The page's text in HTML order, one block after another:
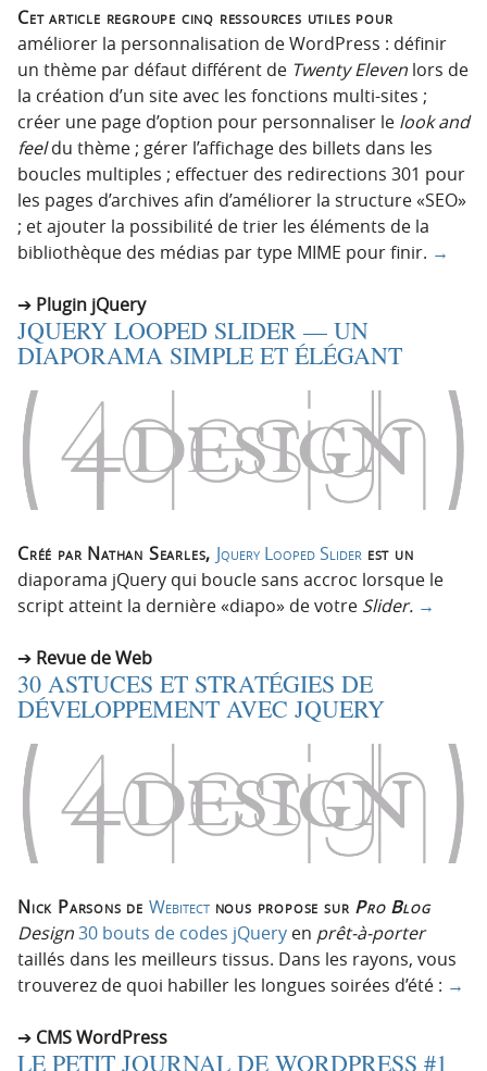
Cet article regroupe cinq ressources utiles pour
améliorer la personnalisation de WordPress : définir
un thème par défaut différent de Twenty Eleven lors de
la création d’un site avec les fonctions multi-sites ;
créer une page d’option pour personnaliser le look and
feeldu thème ; gérer l’affichage des billets dans les
boucles multiples ; effectuer des redirections 301 pour
les pages d’archives afin d’améliorer la structure «SEO»
; et ajouter la possibilité de trier les éléments de la
bibliothèque des médias par type MIME pour finir. →
Plugin jQuery
JQUERY LOOPED SLIDER — UN
DIAPORAMA SIMPLE ET ÉLÉGANT
Créé par Nathan Searles, Jquery Looped Slider est un
diaporama jQuery qui boucle sans accroc lorsque le
script atteint la dernière «diapo» de votre Slider. →
Revue de Web
30 ASTUCES ET STRATÉGIES DE
DÉVELOPPEMENT AVEC JQUERY
Nick Parsons de Webitectnous propose sur Pro Blog
Design30 bouts de codes jQuery en prêt-à-porter
taillés dans les meilleurs tissus. Dans les rayons, vous
trouverez de quoi habiller les longues soirées d’été : →
CMS WordPress
LE PETIT JOURNAL DE WORDPRESS #1